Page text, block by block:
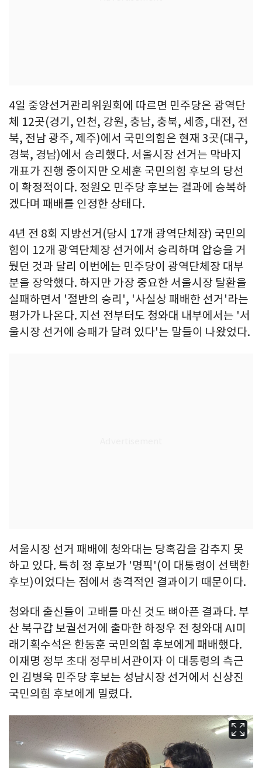
4일 중앙선거관리위원회에 따르면 민주당은 광역단
체 12곳(경기, 인천, 강원, 충남, 충북, 세종, 대전, 전
북, 전남 광주, 제주)에서 국민의힘은 현재 3곳(대구,
경북, 경남)에서 승리했다. 서울시장 선거는 막바지
개표가 진행 중이지만 오세훈 국민의힘 후보의 당선
이 확정적이다. 정원오 민주당 후보는 결과에 승복하
겠다며 패배를 인정한 상태다.
4년 전 8회 지방선거(당시 17개 광역단체장) 국민의
힘이 12개 광역단체장 선거에서 승리하며 압승을 거
뒀던 것과 달리 이번에는 민주당이 광역단체장 대부
분을 장악했다. 하지만 가장 중요한 서울시장 탈환을
실패하면서 '절반의 승리', '사실상 패배한 선거'라는
평가가 나온다. 지선 전부터도 청와대 내부에서는 '서
울시장 선거에 승패가 달려 있다'는 말들이 나왔었다.
서울시장 선거 패배에 청와대는 당혹감을 감추지 못
하고 있다. 특히 정 후보가 '명픽'(이 대통령이 선택한
후보)이었다는 점에서 충격적인 결과이기 때문이다.
청와대 출신들이 고배를 마신 것도 뼈아픈 결과다. 부
산 북구갑 보궐선거에 출마한 하정우 전 청와대 AI미
래기획수석은 한동훈 국민의힘 후보에게 패배했다.
이재명 정부 초대 정무비서관이자 이 대통령의 측근
인 김병욱 민주당 후보는 성남시장 선거에서 신상진
국민의힘 후보에게 밀렸다.